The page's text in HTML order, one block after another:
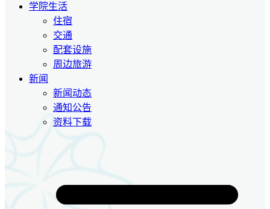
学院生活
住宿
交通
配套设施
周边旅游
新闻
新闻动态
通知公告
资料下载